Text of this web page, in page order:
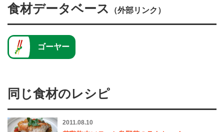
食材データベース （外部リンク）
ゴーヤー
同じ食材のレシピ
2011.08.10